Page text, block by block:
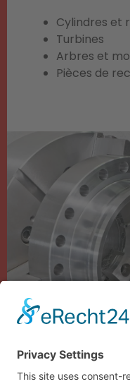
Cylindres et
Turbines
Arbres et
Pièces de